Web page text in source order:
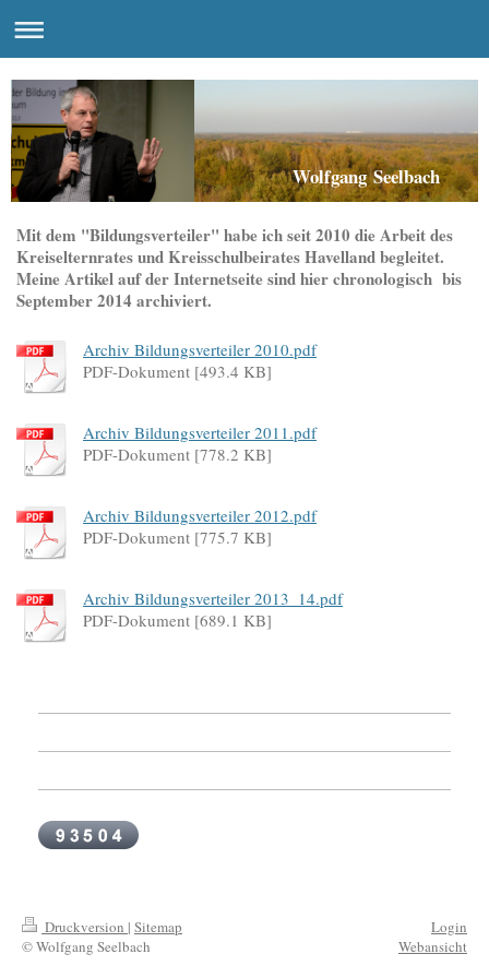
Wolfgang Seelbach
Mit dem "Bildungsverteiler" habe ich seit 2010 die Arbeit des
Kreiselternrates und Kreisschulbeirates Havelland begleitet.
Meine Artikel auf der Internetseite sind hier chronologisch bis
September 2014 archiviert.
Archiv Bildungsverteiler 2010.pdf
PDF-Dokument [493.4 KB]
Archiv Bildungsverteiler 2011.pdf
PDF-Dokument [778.2 KB]
Archiv Bildungsverteiler 2012.pdf
PDF-Dokument [775.7 KB]
Archiv Bildungsverteiler 2013_14.pdf
PDF-Dokument [689.1 KB]
Druckversion | Sitemap
© Wolfgang Seelbach
Login
Webansicht